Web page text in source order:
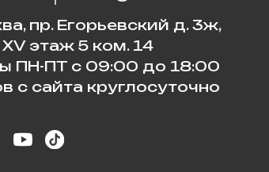
пр. Егорьевский д. 3ж,
этаж 5 ком. 14
ПН-ПТ с 09:00 до 18:00
с сайта круглосуточно